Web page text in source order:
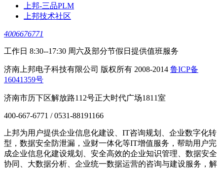
上邦-三品PLM
上邦技术社区
4006676771
工作日 8:30--17:30 周六及部分节假日提供值班服务
济南上邦电子科技有限公司 版权所有 2008-2014 鲁ICP备
16041359号
济南市历下区解放路112号正大时代广场1811室
400-667-6771 / 0531-88191166
上邦为用户提供企业信息化建设、IT咨询规划、企业数字化转
型，数据安全防泄漏，业财一体化等IT增值服务，帮助用户完
成企业信息化建设规划、安全高效的企业知识管理、数据安全
协同、大数据分析、企业统一数据运营的咨询与建设服务，解